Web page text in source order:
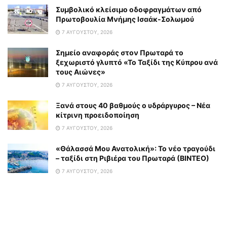
Συμβολικό κλείσιμο οδοφραγμάτων από
Πρωτοβουλία Μνήμης Ισαάκ-Σολωμού
7 ΑΥΓΟΎΣΤΟΥ, 2026
Σημείο αναφοράς στον Πρωταρά το
ξεχωριστό γλυπτό «Το Ταξίδι της Κύπρου ανά
τους Αιώνες»
7 ΑΥΓΟΎΣΤΟΥ, 2026
Ξανά στους 40 βαθμούς ο υδράργυρος – Νέα
κίτρινη προειδοποίηση
7 ΑΥΓΟΎΣΤΟΥ, 2026
«Θάλασσά Μου Ανατολική»: Το νέο τραγούδι
– ταξίδι στη Ριβιέρα του Πρωταρά (ΒΙΝΤΕΟ)
7 ΑΥΓΟΎΣΤΟΥ, 2026